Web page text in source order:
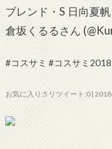
ブレンド・S 日向夏帆
倉坂くるるさん
#コスサミ #コスサミ
お気に入り:5 リツイート:0 |